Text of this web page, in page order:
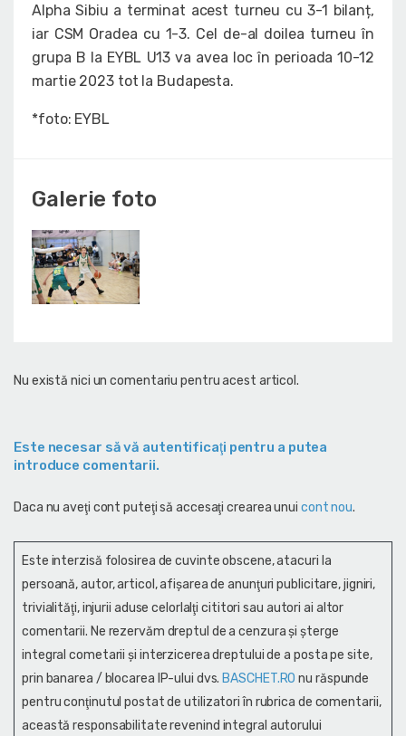
Alpha Sibiu a terminat acest turneu cu 3-1 bilanț,
iar CSM Oradea cu 1-3. Cel de-al doilea turneu în
grupa B la EYBL U13 va avea loc în perioada 10-12
martie 2023 tot la Budapesta.
*foto: EYBL
Galerie foto
Nu există nici un comentariu pentru acest articol.
Este necesar să vă autentificaţi pentru a putea
introduce comentarii.
Daca nu aveţi cont puteţi să accesaţi crearea unui cont nou.
Este interzisă folosirea de cuvinte obscene, atacuri la
persoană, autor, articol, afişarea de anunţuri publicitare, jigniri,
trivialităţi, injurii aduse celorlalţi cititori sau autori ai altor
comentarii. Ne rezervăm dreptul de a cenzura și şterge
integral cometarii și interzicerea dreptului de a posta pe site,
prin banarea / blocarea IP-ului dvs. BASCHET.RO nu răspunde
pentru conţinutul postat de utilizatori în rubrica de comentarii,
această responsabilitate revenind integral autorului